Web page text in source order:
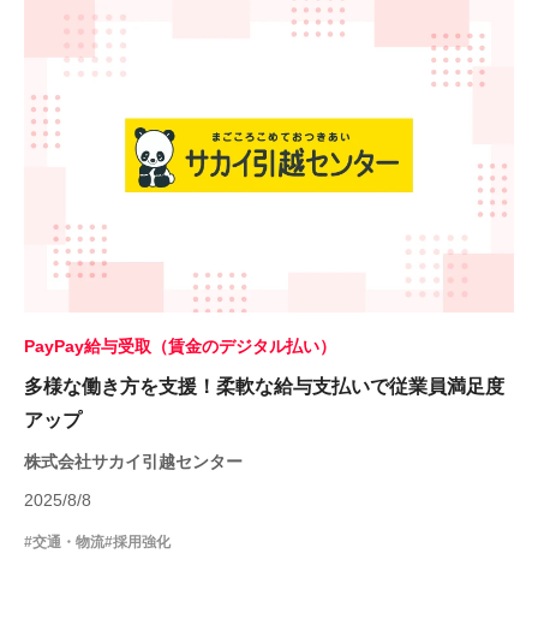
PayPay給与受取（賃金のデジタル払い）
多様な働き方を支援！柔軟な給与支払いで従業員満足度
アップ
株式会社サカイ引越センター
2025/8/8
#交通・物流#採用強化